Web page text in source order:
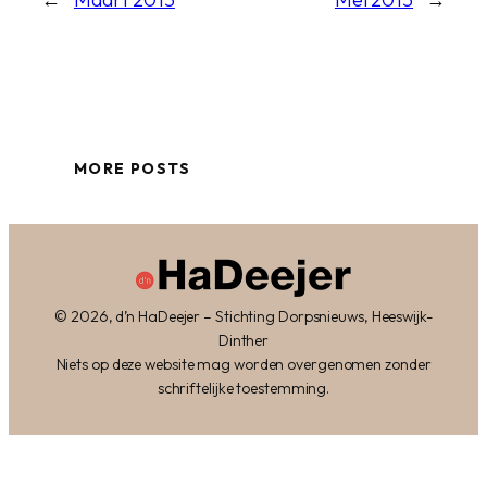
MORE POSTS
© 2026, d’n HaDeejer – Stichting Dorpsnieuws, Heeswijk-
Dinther
Niets op deze website mag worden overgenomen zonder
schriftelijke toestemming.